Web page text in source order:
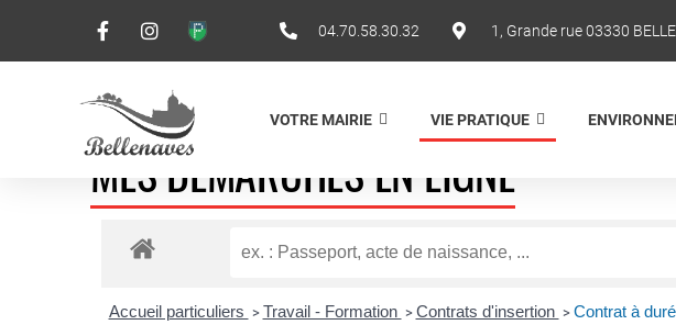
04.70.58.30.32 1, Grande rue 03330
VOTRE MAIRIE VIE PRATIQUE
MES DÉMARCHES EN LIGNE
Accueil particuliers > Travail - Formation > Contrats d'insertion > Contrat à